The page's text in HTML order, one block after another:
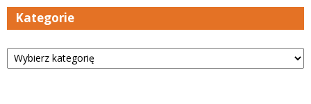
Kategorie
Kategorie